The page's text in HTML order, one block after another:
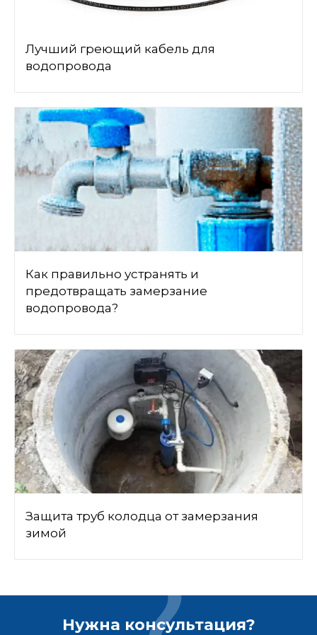
Лучший греющий кабель для
водопровода
Как правильно устранять и
предотвращать замерзание
водопровода?
Защита труб колодца от замерзания
зимой
Нужна консультация?